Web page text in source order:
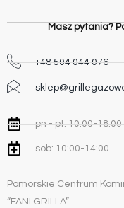
Masz pytania?
+48 504 044 076
pn - pt: 10:00-18:00
sob: 10:00-14:00
Pomorskie Centrum
“FANI GRILLA”